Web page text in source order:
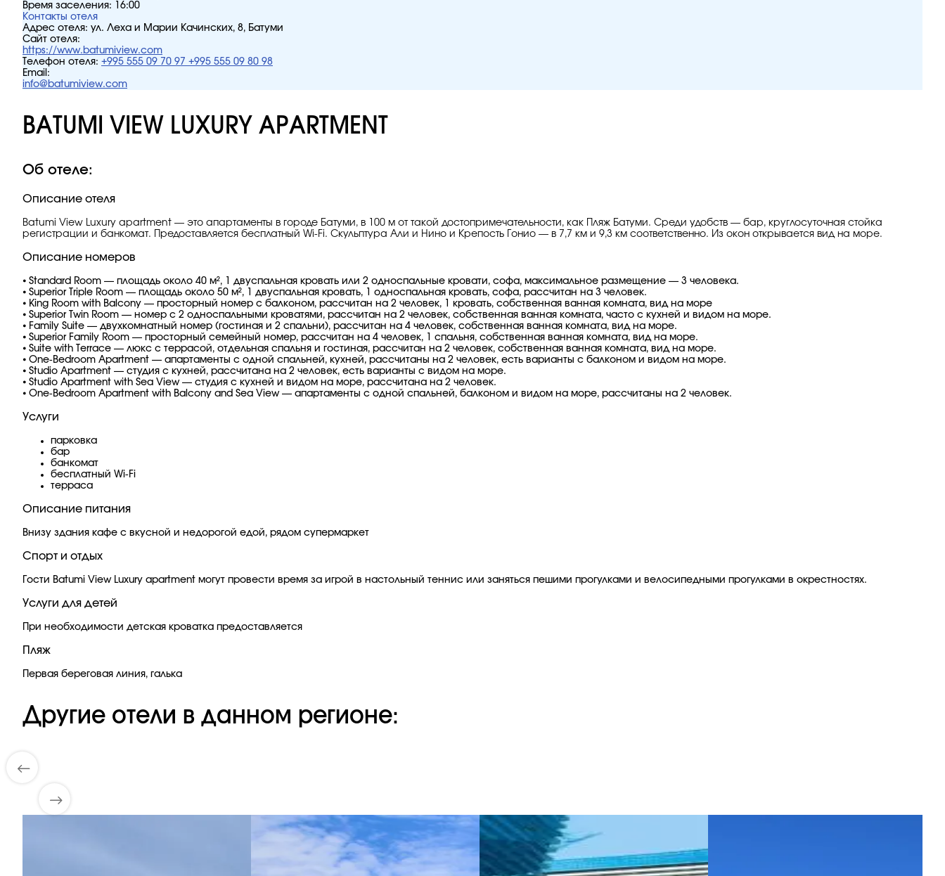
Время заселения:
16:00
Контакты отеля
Адрес отеля: ул. Леха и Марии Качинских, 8, Батуми
Сайт отеля:
https://www.batumiview.com
Телефон отеля: +995 555 09 70 97 +995 555 09 80 98
Email:
info@batumiview.com
BATUMI VIEW LUXURY APARTMENT
Об отеле:
Описание отеля
Batumi View Luxury apartment — это апартаменты в городе Батуми, в 100 м от такой достопримечательности, как Пляж Батуми. Среди удобств — бар, круглосуточная стойка
регистрации и банкомат. Предоставляется бесплатный Wi-Fi. Скульптура Али и Нино и Крепость Гонио — в 7,7 км и 9,3 км соответственно. Из окон открывается вид на море.
Описание номеров
⦁ Standard Room — площадь около 40 м², 1 двуспальная кровать или 2 односпальные кровати, софа, максимальное размещение — 3 человека.
⦁ Superior Triple Room — площадь около 50 м², 1 двуспальная кровать, 1 односпальная кровать, софа, рассчитан на 3 человек.
⦁ King Room with Balcony — просторный номер с балконом, рассчитан на 2 человек, 1 кровать, собственная ванная комната, вид на море
⦁ Superior Twin Room — номер с 2 односпальными кроватями, рассчитан на 2 человек, собственная ванная комната, часто с кухней и видом на море.
⦁ Family Suite — двухкомнатный номер (гостиная и 2 спальни), рассчитан на 4 человек, собственная ванная комната, вид на море.
⦁ Superior Family Room — просторный семейный номер, рассчитан на 4 человек, 1 спальня, собственная ванная комната, вид на море.
⦁ Suite with Terrace — люкс с террасой, отдельная спальня и гостиная, рассчитан на 2 человек, собственная ванная комната, вид на море.
⦁ One-Bedroom Apartment — апартаменты с одной спальней, кухней, рассчитаны на 2 человек, есть варианты с балконом и видом на море.
⦁ Studio Apartment — студия с кухней, рассчитана на 2 человек, есть варианты с видом на море.
⦁ Studio Apartment with Sea View — студия с кухней и видом на море, рассчитана на 2 человек.
⦁ One-Bedroom Apartment with Balcony and Sea View — апартаменты с одной спальней, балконом и видом на море, рассчитаны на 2 человек.
Услуги
парковка
бар
банкомат
бесплатный Wi-Fi
терраса
Описание питания
Внизу здания кафе с вкусной и недорогой едой, рядом супермаркет
Спорт и отдых
Гости Batumi View Luxury apartment могут провести время за игрой в настольный теннис или заняться пешими прогулками и велосипедными прогулками в окрестностях.
Услуги для детей
При необходимости детская кроватка предоставляется
Пляж
Первая береговая линия, галька
Другие отели в данном регионе: